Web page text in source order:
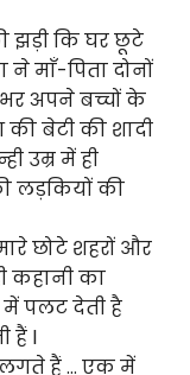
झड़ी कि घर छूटे
ने माँ-पिता दोनों
अपने बच्चों के
बेटी की शादी
उम्र में ही
लड़कियों की
छोटे शहरों और
कहानी का
में पलट देती है
हैं l
हैं … एक में